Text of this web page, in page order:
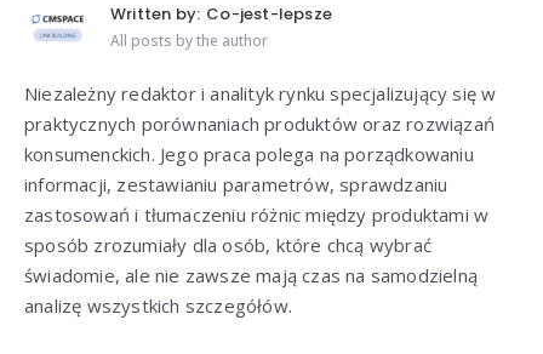
Written by: Co-jest-lepsze
All posts by the author
Niezależny redaktor i analityk rynku specjalizujący się w
praktycznych porównaniach produktów oraz rozwiązań
konsumenckich. Jego praca polega na porządkowaniu
informacji, zestawianiu parametrów, sprawdzaniu
zastosowań i tłumaczeniu różnic między produktami w
sposób zrozumiały dla osób, które chcą wybrać
świadomie, ale nie zawsze mają czas na samodzielną
analizę wszystkich szczegółów.